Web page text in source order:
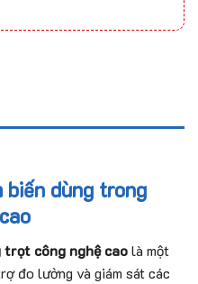
biến dùng trong
trọt công nghệ caolà một
đo lường và giám sát các